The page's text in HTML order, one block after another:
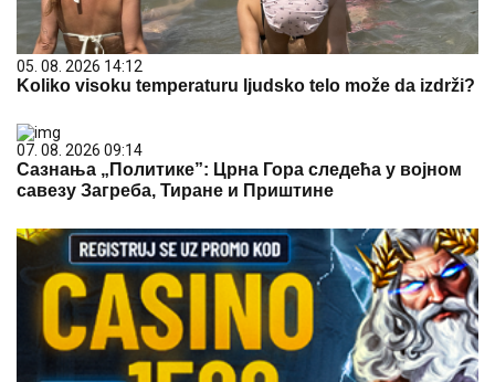
05. 08. 2026 14:12
Koliko visoku temperaturu ljudsko telo može da izdrži?
07. 08. 2026 09:14
Сазнања „Политике”: Црна Гора следећа у војном
савезу Загреба, Тиране и Приштине